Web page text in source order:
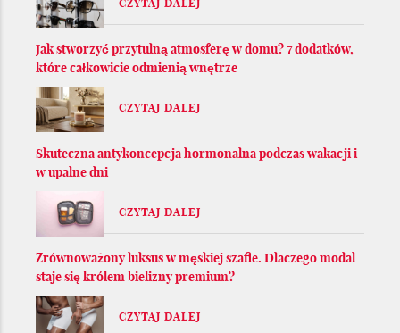
CZYTAJ DALEJ
Jak stworzyć przytulną atmosferę w domu? 7 dodatków,
które całkowicie odmienią wnętrze
CZYTAJ DALEJ
Skuteczna antykoncepcja hormonalna podczas wakacji i
w upalne dni
CZYTAJ DALEJ
Zrównoważony luksus w męskiej szafie. Dlaczego modal
staje się królem bielizny premium?
CZYTAJ DALEJ